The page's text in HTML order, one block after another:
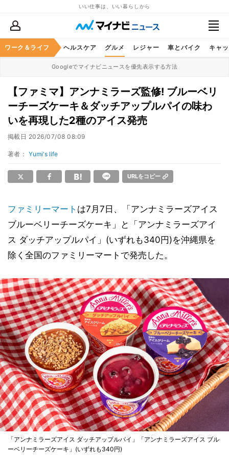
いい仕事は、いい暮らしから
ワーク＆ライフ
マネー 暮らし ヘルスケア グルメ レジャー 車とバイク キャ
Googleでマイナビニュースを優先表示する方法
【ファミマ】アンナミラーズ監修! ブルーベリ
ーチーズケーキ＆ダッチアップルパイの味わ
いを再現した2種のアイス発売
掲載日 2026/07/08 08:09
著者： Yumi's life
URLをコピー
ファミリーマート は7月7日、「アンナミラーズアイス
ブルーベリーチーズケーキ」と「アンナミラーズアイ
ス ダッチアップルパイ」(いずれも340円)を沖縄県を
除く全国のファミリーマートで発売した。
「アンナミラーズアイス ダッチアップルパイ」「アンナミラーズアイス ブル
ーベリーチーズケーキ」(いずれも340円)